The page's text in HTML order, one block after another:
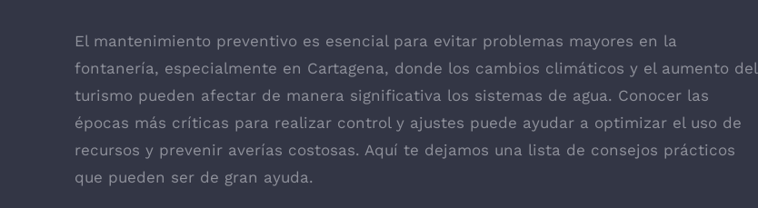
El mantenimiento preventivo es esencial para evitar problemas mayores en la
fontanería, especialmente en Cartagena, donde los cambios climáticos y el aumento del
turismo pueden afectar de manera significativa los sistemas de agua. Conocer las
épocas más críticas para realizar control y ajustes puede ayudar a optimizar el uso de
recursos y prevenir averías costosas. Aquí te dejamos una lista de consejos prácticos
que pueden ser de gran ayuda.